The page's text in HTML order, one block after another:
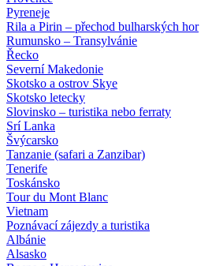
Pyreneje
Rila a Pirin – přechod bulharských hor
Rumunsko – Transylvánie
Řecko
Severní Makedonie
Skotsko a ostrov Skye
Skotsko letecky
Slovinsko – turistika nebo ferraty
Srí Lanka
Švýcarsko
Tanzanie (safari a Zanzibar)
Tenerife
Toskánsko
Tour du Mont Blanc
Vietnam
Poznávací zájezdy a turistika
Albánie
Alsasko